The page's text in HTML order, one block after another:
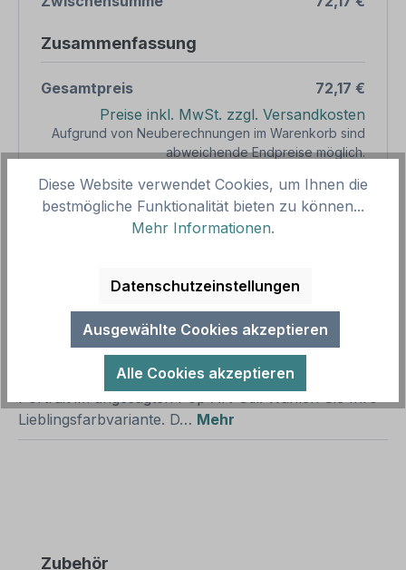
Zusammenfassung
Gesamtpreis
72,17 €
Preise inkl. MwSt. zzgl. Versandkosten
Aufgrund von Neuberechnungen im Warenkorb sind
abweichende Endpreise möglich.
Produkt Anzahl: Gib den
1 In den Warenkorb
Vorlagenummer: FE-02
Beschreibung
Präsentieren Sie Ihr lustiges oder dynamisches
Portrait im angesagten Pop Art-Stil. Wählen Sie Ihre
Lieblingsfarbvariante. D… Mehr
Produktgalerie überspringen
Zubehör
Diese Website verwendet Cookies, um Ihnen die
bestmögliche Funktionalität bieten zu können...
Mehr Informationen.
Datenschutzeinstellungen
Ausgewählte Cookies akzeptieren
Alle Cookies akzeptieren